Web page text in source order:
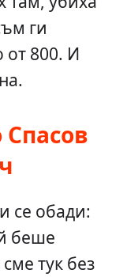
ги
от 800. И
се обади:
беше
тук без